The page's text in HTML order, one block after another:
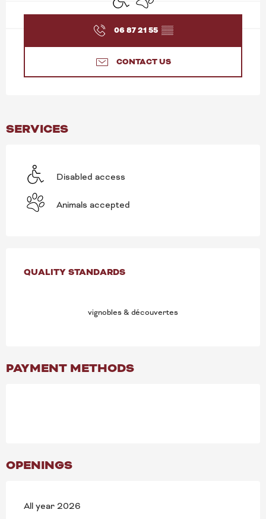
06 87 21 55 ▒▒
CONTACT US
SERVICES
Disabled access
Animals accepted
SERVICES OFFERED
QUALITY STANDARDS
QUALITY STANDARDS
vignobles & découvertes
PAYMENT METHODS
OPENINGS
All year 2026